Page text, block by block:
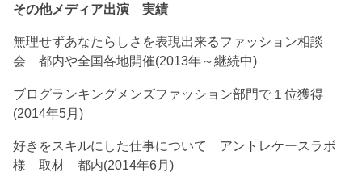
その他メディア出演 実績
無理せずあなたらしさを表現出来るファッション相談
会 都内や全国各地開催(2013年～継続中)
ブログランキングメンズファッション部門で１位獲得
(2014年5月)
好きをスキルにした仕事について アントレケースラボ
様 取材 都内(2014年6月)